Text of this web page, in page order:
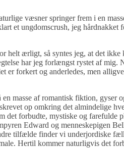
væsner springer frem i en
et ungdomscrush, jeg hårdnakket
helt ærligt, så syntes jeg, at det ikke
har jeg forlængst rystet af mig.
er forkert og anderledes, men
masse af romantisk fiktion, gyser
op omkring det almindelige
det forbudte, mystiske og farefulde
Edward og menneskepigen
tilfælde finder vi underjordiske
Hertil kommer naturligvis det